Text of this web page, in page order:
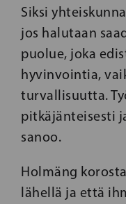
Siksi
jos halutaan
puolue, joka
hyvinvointia,
turvallisuutta.
pitkäjänteisesti
sanoo.
Holmäng
lähellä ja että